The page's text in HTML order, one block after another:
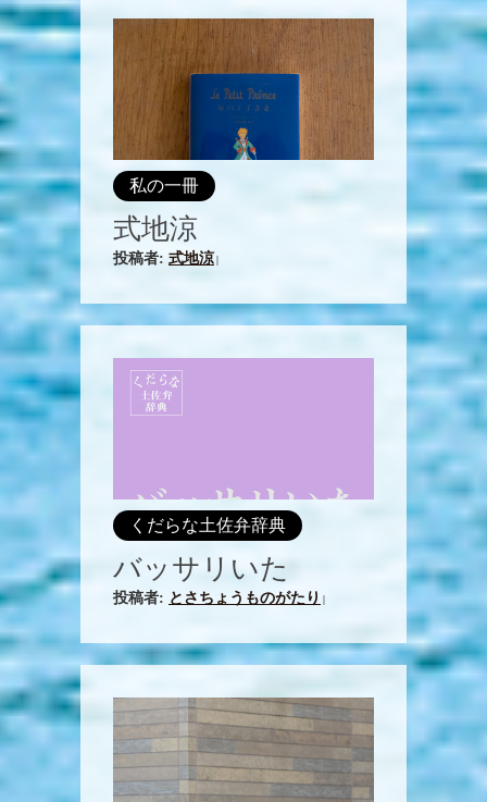
私の一冊
式地涼
投稿者: 式地涼
くだらな土佐弁辞典
バッサリいた
投稿者: とさちょうものがたり